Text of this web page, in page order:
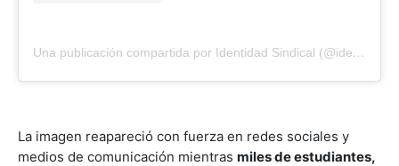
Una publicación compartida por Identidad Sindical (@identisindical)
La imagen reapareció con fuerza en redes sociales y
medios de comunicación mientras miles de estudiantes,